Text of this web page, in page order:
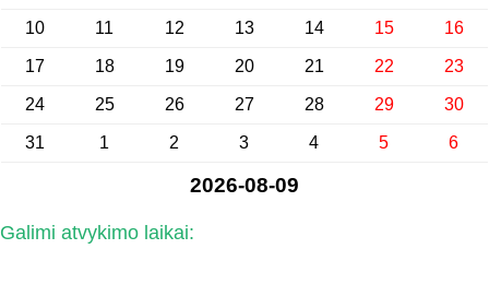
10 11 12 13 14 15 16
17 18 19 20 21 22 23
24 25 26 27 28 29 30
31 1 2 3 4 5 6
2026-08-09
Galimi atvykimo laikai: